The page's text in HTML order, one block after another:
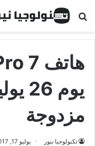
البحث عن
يوم
مزدوجة
تكنولوجيا نيوز يوليو 17, 2017